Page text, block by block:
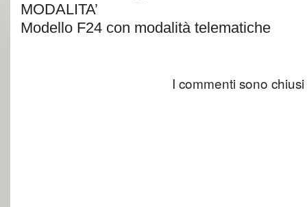
MODALITA’
Modello F24 con modalità telematiche
I commenti sono chiusi